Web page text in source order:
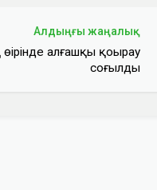
Алдыңғы жаңалық
өңірінде алғашқы қоңырау
соғылды